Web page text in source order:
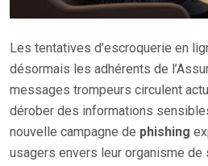
Les tentatives d’escroquerie en
désormais les adhérents de
messages trompeurs circulent
dérober des informations
nouvelle campagne de phishing
usagers envers leur organisme de